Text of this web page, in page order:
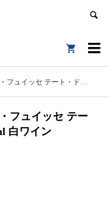


・ド・キュヴェ 2023 750ml 白ワイン
フュイッセ テー
白ワイン